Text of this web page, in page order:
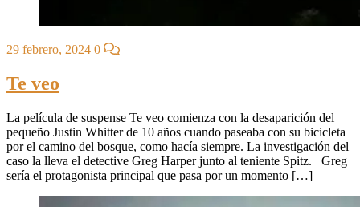
29 febrero, 2024 0
Te veo
La película de suspense Te veo comienza con la desaparición del
pequeño Justin Whitter de 10 años cuando paseaba con su bicicleta
por el camino del bosque, como hacía siempre. La investigación del
caso la lleva el detective Greg Harper junto al teniente Spitz. Greg
sería el protagonista principal que pasa por un momento […]